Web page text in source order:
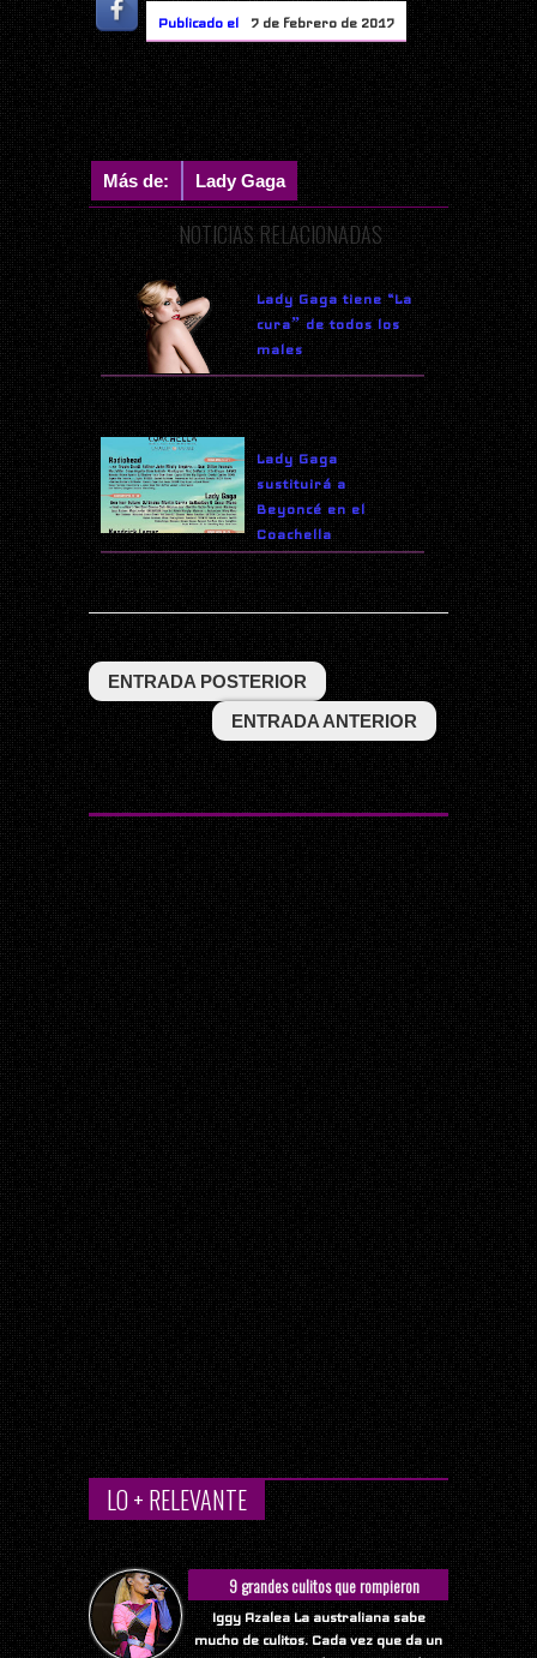
Publicado el 7 de febrero de 2017
Más de: Lady Gaga
NOTICIAS RELACIONADAS
Lady Gaga tiene “La
curaˮ de todos los
males
Lady Gaga
sustituirá a
Beyoncé en el
Coachella
ENTRADA POSTERIOR
ENTRADA ANTERIOR
LO + RELEVANTE
9 grandes culitos que rompieron
Internet
Iggy Azalea La australiana sabe
mucho de culitos. Cada vez que da un